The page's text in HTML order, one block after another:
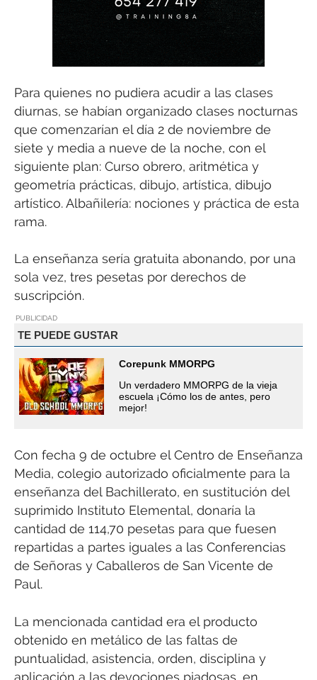
Para quienes no pudiera acudir a las clases
diurnas, se habían organizado clases nocturnas
que comenzarían el día 2 de noviembre de
siete y media a nueve de la noche, con el
siguiente plan: Curso obrero, aritmética y
geometría prácticas, dibujo, artística, dibujo
artístico. Albañilería: nociones y práctica de esta
rama.
La enseñanza sería gratuita abonando, por una
sola vez, tres pesetas por derechos de
suscripción.
PUBLICIDAD
TE PUEDE GUSTAR
Corepunk MMORPG
Un verdadero MMORPG de la vieja
escuela ¡Cómo los de antes, pero
mejor!
Con fecha 9 de octubre el Centro de Enseñanza
Media, colegio autorizado oficialmente para la
enseñanza del Bachillerato, en sustitución del
suprimido Instituto Elemental, donaría la
cantidad de 114,70 pesetas para que fuesen
repartidas a partes iguales a las Conferencias
de Señoras y Caballeros de San Vicente de
Paul.
La mencionada cantidad era el producto
obtenido en metálico de las faltas de
puntualidad, asistencia, orden, disciplina y
aplicación a las devociones piadosas, en